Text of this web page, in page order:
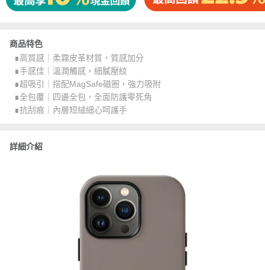
商品特色
∎高質感｜柔霧皮革材質，質感加分
∎手感佳｜溫潤觸感，細膩壓紋
∎超吸引｜搭配MagSafe磁圈，強力吸附
∎全包覆｜四邊全包，全面防護零死角
∎抗刮痕｜內層短絨細心呵護手
詳細介紹